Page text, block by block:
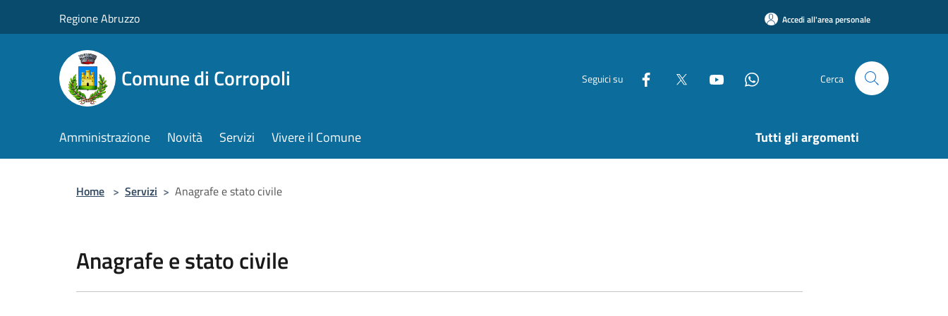
Regione Abruzzo Accedi all'area personale
Comune di Corropoli Seguici su Cerca
Amministrazione Novità Servizi Vivere il Comune Tutti gli argomenti
Home > Servizi > Anagrafe e stato civile
Anagrafe e stato civile